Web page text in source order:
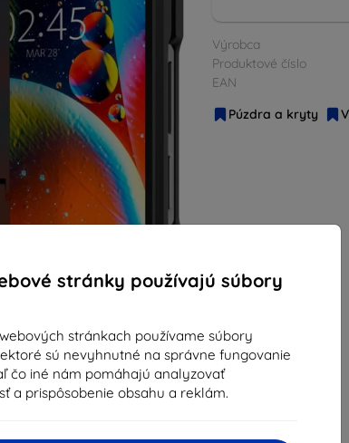
stránky používajú súbory
stránkach používame súbory
sú nevyhnutné na správne fungovanie
čo iné nám pomáhajú analyzovať
a prispôsobenie obsahu a reklám.
Výrobca
Produktové číslo
EAN
Púzdra a kryty